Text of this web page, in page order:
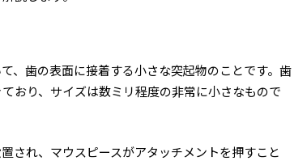
、歯の表面に接着する小さな突起物のことです。歯
おり、サイズは数ミリ程度の非常に小さなもので
され、マウスピースがアタッチメントを押すこと